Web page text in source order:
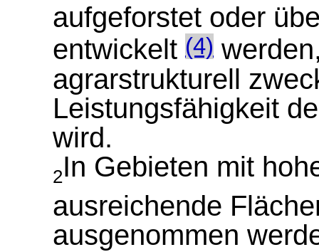
aufgeforstet oder
entwickelt (4)
agrarstrukturell
Leistungsfähigkeit
wird.
2In Gebieten mit
ausreichende
ausgenommen